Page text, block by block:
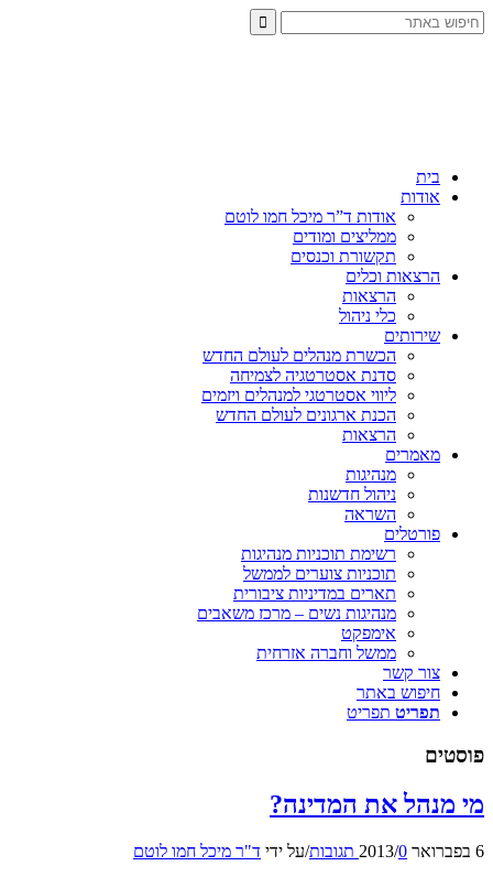
בית
אודות
אודות ד”ר מיכל חמו לוטם
ממליצים ומודים
תקשורת וכנסים
הרצאות וכלים
הרצאות
כלי ניהול
שירותים
הכשרת מנהלים לעולם החדש
סדנת אסטרטגיה לצמיחה
ליווי אסטרטגי למנהלים ויזמים
הכנת ארגונים לעולם החדש
הרצאות
מאמרים
מנהיגות
ניהול חדשנות
השראה
פורטלים
רשימת תוכניות מנהיגות
תוכניות צוערים לממשל
תארים במדיניות ציבורית
מנהיגות נשים – מרכז משאבים
אימפקט
ממשל וחברה אזרחית
צור קשר
חיפוש באתר
תפריט תפריט
פוסטים
מי מנהל את המדינה?
6 בפברואר 2013 /0 תגובות /על ידי ד"ר מיכל חמו לוטם